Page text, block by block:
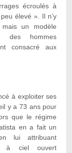
écroulés à
élevé ». Il n’y
un modèle
des hommes
consacré aux
à exploiter ses
y a 73 ans pour
que le régime
en a fait un
lui attribuant
à ciel ouvert